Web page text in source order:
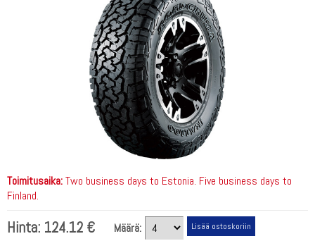
Toimitusaika:Two business days to Estonia. Five business days to
Finland.
Hinta: 124.12 €
Määrä: